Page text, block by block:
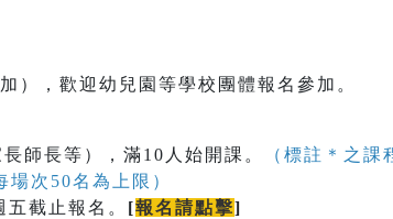
），歡迎幼兒園等學校團體報名參加。
師長等），滿10人始開課。
（標註＊之課
次50名為上限）
截止報名。 [報名請點擊]